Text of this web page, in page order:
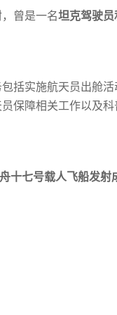
曾是一名坦克驾驶员
括实施航天员出舱
保障相关工作以及科
十七号载人飞船发